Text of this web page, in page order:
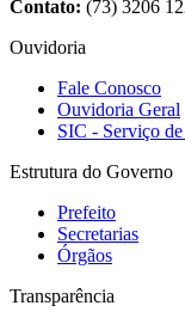
Contato: (73) 3206
Ouvidoria
Fale Conosco
Ouvidoria Geral
SIC - Serviço
Estrutura do Governo
Prefeito
Secretarias
Órgãos
Transparência